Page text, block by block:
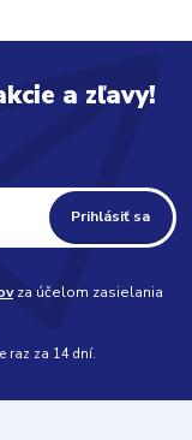
a zľavy!
Prihlásiť sa
za účelom zasielania
raz za 14 dní.